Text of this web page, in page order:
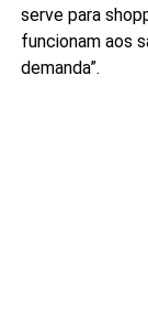
serve para
funcionam aos
demanda”.